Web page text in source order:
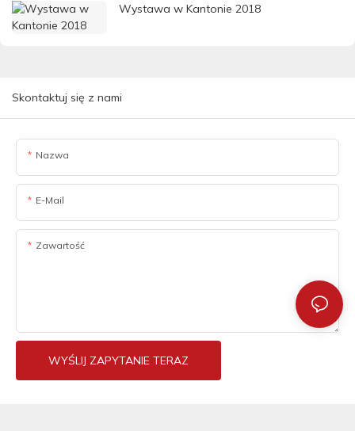
Wystawa w Kantonie 2018
Skontaktuj się z nami
Nazwa
E-Mail
Zawartość
WYŚLIJ ZAPYTANIE TERAZ